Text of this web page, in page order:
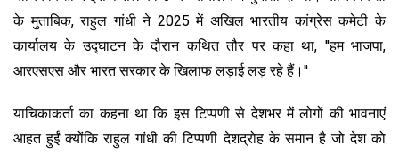
के मुताबिक, राहुल गांधी ने 2025 में अखिल भारतीय कांग्रेस कमेटी के
कार्यालय के उद्घाटन के दौरान कथित तौर पर कहा था, ''हम भाजपा,
आरएसएस और भारत सरकार के खिलाफ लड़ाई लड़ रहे हैं।''
याचिकाकर्ता का कहना था कि इस टिप्पणी से देशभर में लोगों की भावनाएं
आहत हुईं क्योंकि राहुल गांधी की टिप्पणी देशद्रोह के समान है जो देश को